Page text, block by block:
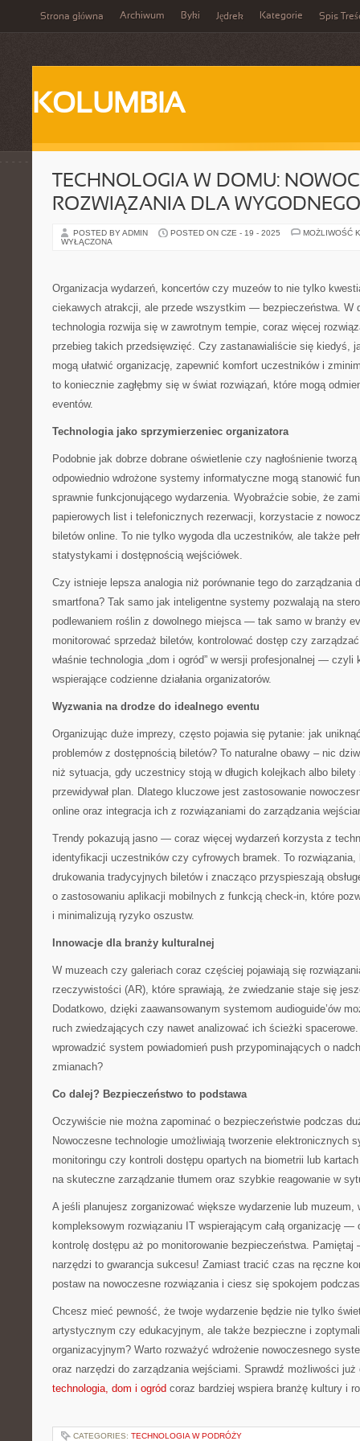
Strona główna Archiwum Byki Jędrek Kategorie Spis
KOLUMBIA
TECHNOLOGIA W DOMU:
ROZWIĄZANIA DLA
POSTED BY ADMIN POSTED ON CZE - 19 - 2025
MOŻLIWOŚĆ
WYŁĄCZONA
Organizacja wydarzeń, koncertów czy muzeów to nie tylko
ciekawych atrakcji, ale przede wszystkim — bezpieczeństwa. W
technologia rozwija się w zawrotnym tempie, coraz więcej
przebieg takich przedsięwzięć. Czy zastanawialiście się kiedyś,
mogą ułatwić organizację, zapewnić komfort uczestników i
to koniecznie zagłębmy się w świat rozwiązań, które mogą
eventów.
Technologia jako sprzymierzeniec organizatora
Podobnie jak dobrze dobrane oświetlenie czy nagłośnienie
odpowiednio wdrożone systemy informatyczne mogą stanowić
sprawnie funkcjonującego wydarzenia. Wyobraźcie sobie, że
papierowych list i telefonicznych rezerwacji, korzystacie z
biletów online. To nie tylko wygoda dla uczestników, ale także
statystykami i dostępnością wejściówek.
Czy istnieje lepsza analogia niż porównanie tego do zarządzania
smartfona? Tak samo jak inteligentne systemy pozwalają na
podlewaniem roślin z dowolnego miejsca — tak samo w branży
monitorować sprzedaż biletów, kontrolować dostęp czy
właśnie technologia „dom i ogród” w wersji profesjonalnej —
wspierające codzienne działania organizatorów.
Wyzwania na drodze do idealnego eventu
Organizując duże imprezy, często pojawia się pytanie: jak
problemów z dostępnością biletów? To naturalne obawy – nic
niż sytuacja, gdy uczestnicy stoją w długich kolejkach albo
przewidywał plan. Dlatego kluczowe jest zastosowanie
online oraz integracja ich z rozwiązaniami do zarządzania
Trendy pokazują jasno — coraz więcej wydarzeń korzysta z
identyfikacji uczestników czy cyfrowych bramek. To
drukowania tradycyjnych biletów i znacząco przyspieszają
o zastosowaniu aplikacji mobilnych z funkcją check-in, które
i minimalizują ryzyko oszustw.
Innowacje dla branży kulturalnej
W muzeach czy galeriach coraz częściej pojawiają się
rzeczywistości (AR), które sprawiają, że zwiedzanie staje się
Dodatkowo, dzięki zaawansowanym systemom audioguide’ów
ruch zwiedzających czy nawet analizować ich ścieżki
wprowadzić system powiadomień push przypominających o
zmianach?
Co dalej? Bezpieczeństwo to podstawa
Oczywiście nie można zapominać o bezpieczeństwie podczas
Nowoczesne technologie umożliwiają tworzenie elektronicznych
monitoringu czy kontroli dostępu opartych na biometrii lub
na skuteczne zarządzanie tłumem oraz szybkie reagowanie w
A jeśli planujesz zorganizować większe wydarzenie lub muzeum,
kompleksowym rozwiązaniu IT wspierającym całą organizację —
kontrolę dostępu aż po monitorowanie bezpieczeństwa. Pamiętaj
narzędzi to gwarancja sukcesu! Zamiast tracić czas na ręczne
postaw na nowoczesne rozwiązania i ciesz się spokojem
Chcesz mieć pewność, że twoje wydarzenie będzie nie tylko
artystycznym czy edukacyjnym, ale także bezpieczne i
organizacyjnym? Warto rozważyć wdrożenie nowoczesnego
oraz narzędzi do zarządzania wejściami. Sprawdź możliwości
technologia, dom i ogród coraz bardziej wspiera branżę kultury i
CATEGORIES: TECHNOLOGIA W PODRÓŻY